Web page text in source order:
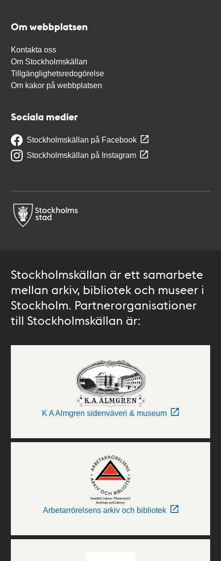
Om webbplatsen
Kontakta oss
Om Stockholmskällan
Tillgänglighetsredogörelse
Om kakor på webbplatsen
Sociala medier
Stockholmskällan på Facebook
Stockholmskällan på Instagram
Stockholmskällan är ett samarbete
mellan arkiv, bibliotek och museer i
Stockholm. Partnerorganisationer
till Stockholmskällan är:
K A Almgren sidenväveri & museum
Arbetarrörelsens arkiv och bibliotek